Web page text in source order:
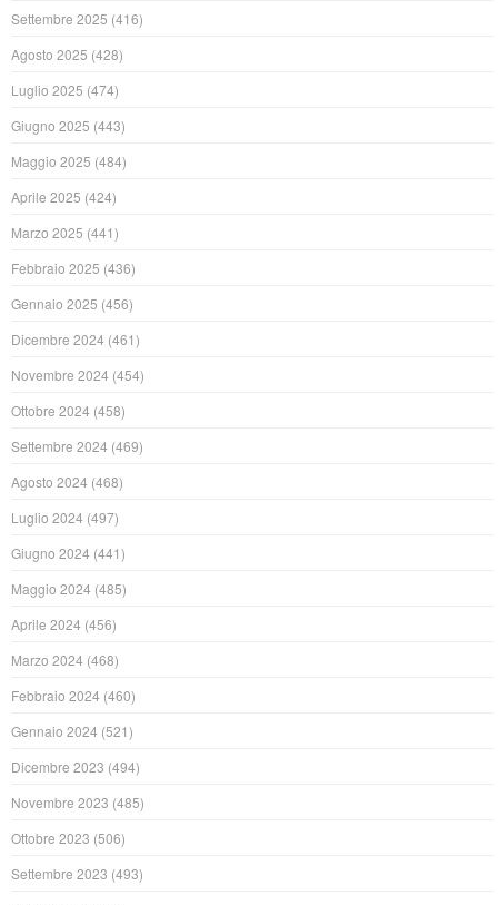
Settembre 2025 (416)
Agosto 2025 (428)
Luglio 2025 (474)
Giugno 2025 (443)
Maggio 2025 (484)
Aprile 2025 (424)
Marzo 2025 (441)
Febbraio 2025 (436)
Gennaio 2025 (456)
Dicembre 2024 (461)
Novembre 2024 (454)
Ottobre 2024 (458)
Settembre 2024 (469)
Agosto 2024 (468)
Luglio 2024 (497)
Giugno 2024 (441)
Maggio 2024 (485)
Aprile 2024 (456)
Marzo 2024 (468)
Febbraio 2024 (460)
Gennaio 2024 (521)
Dicembre 2023 (494)
Novembre 2023 (485)
Ottobre 2023 (506)
Settembre 2023 (493)